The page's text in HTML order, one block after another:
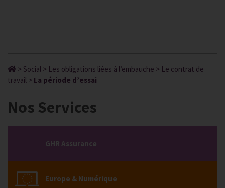
> Social > Les obligations liées à l’embauche > Le contrat de
travail > La période d’essai
Nos Services
GHR Assurance
Europe & Numérique